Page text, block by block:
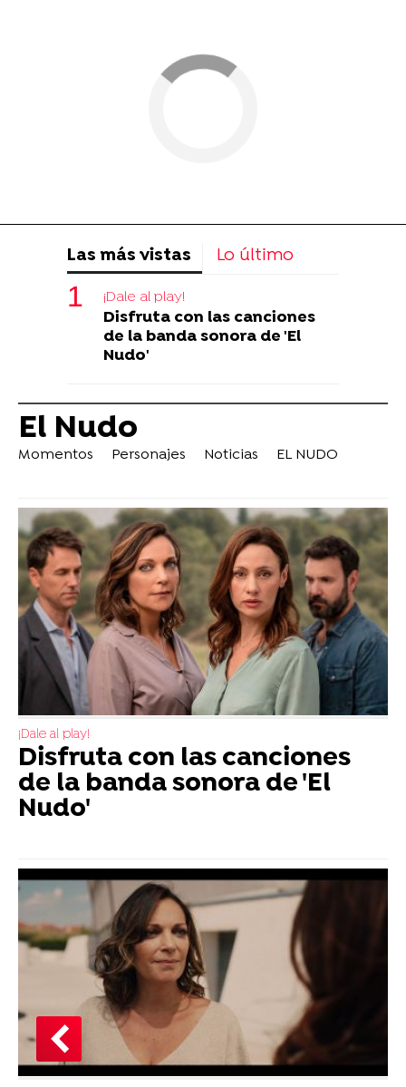
Las más vistas Lo último
¡Dale al play!
Disfruta con las canciones
de la banda sonora de 'El
Nudo'
El Nudo
Momentos Personajes Noticias EL NUDO
¡Dale al play!
Disfruta con las canciones
de la banda sonora de 'El
Nudo'